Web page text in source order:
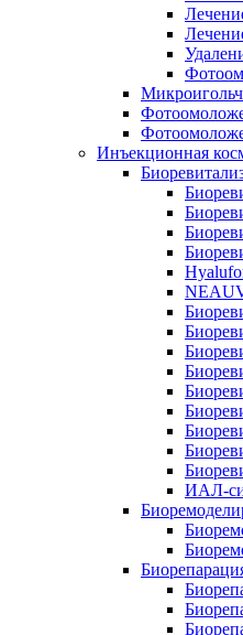
Инъекционная
ИАЛ-